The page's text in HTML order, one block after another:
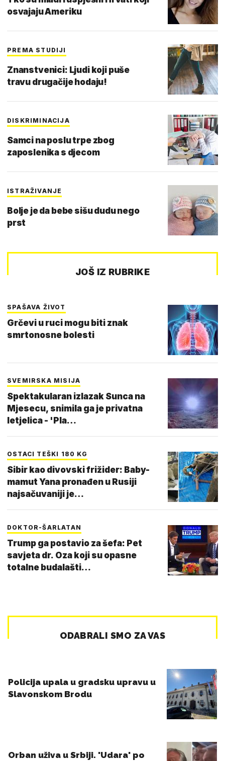
osvajaju Ameriku
PREMA STUDIJI
Znanstvenici: Ljudi koji puše
travu drugačije hodaju!
DISKRIMINACIJA
Samci na poslu trpe zbog
zaposlenika s djecom
ISTRAŽIVANJE
Bolje je da bebe sišu dudu nego
prst
JOŠ IZ RUBRIKE
SPAŠAVA ŽIVOT
Grčevi u ruci mogu biti znak
smrtonosne bolesti
SVEMIRSKA MISIJA
Spektakularan izlazak Sunca na
Mjesecu, snimila ga je privatna
letjelica - 'Pla…
OSTACI TEŠKI 180 KG
Sibir kao divovski frižider: Baby-
mamut Yana pronađen u Rusiji
najsačuvaniji je…
DOKTOR-ŠARLATAN
Trump ga postavio za šefa: Pet
savjeta dr. Oza koji su opasne
totalne budalašti…